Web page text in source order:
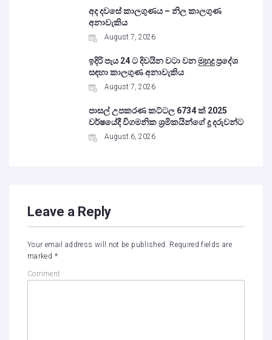
අද දවසේ කාලගුණය – නිල කාලගුණ
අනාවැකිය
August 7, 2026
ඉදිරි පැය 24 ට දිවයින වටා වන මුහුදු ප්‍රදේශ
සඳහා කාලගුණ අනාවැකිය
August 7, 2026
පාසල් උපකරණ කට්ටල 6734 ක් 2025
වර්ෂයේදී විගමනික ශ්‍රමිකයින්ගේ දූ දරුවන්ට
August 6, 2026
Leave a Reply
Your email address will not be published. Required fields are
marked *
Comment